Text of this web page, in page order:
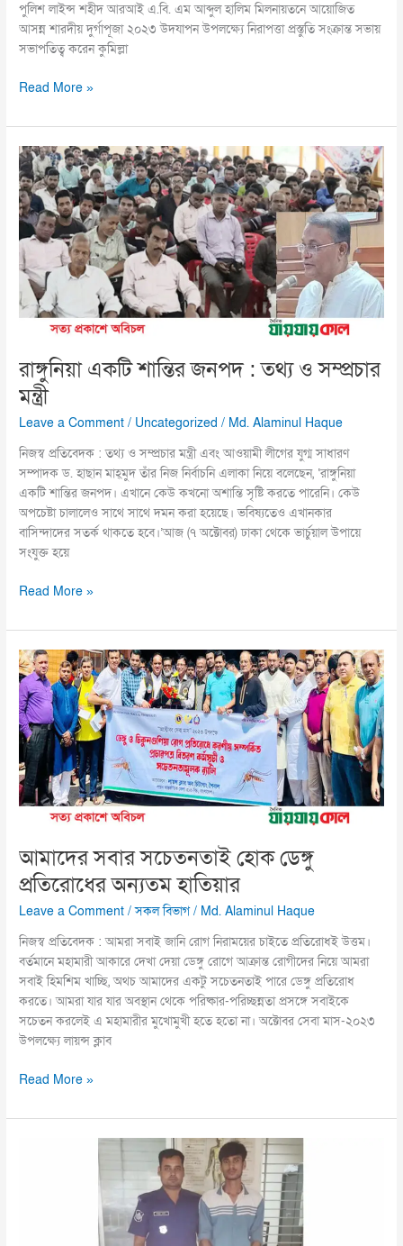
পুলিশ লাইন্স শহীদ আরআই এ.বি. এম আব্দুল হালিম মিলনায়তনে আয়োজিত
আসন্ন শারদীয় দুর্গাপূজা ২০২৩ উদযাপন উপলক্ষ্যে নিরাপত্তা প্রস্তুতি সংক্রান্ত সভায়
সভাপতিত্ব করেন কুমিল্লা
Read More »
রাঙ্গুনিয়া একটি শান্তির জনপদ : তথ্য ও সম্প্রচার
মন্ত্রী
Leave a Comment / Uncategorized / Md. Alaminul Haque
নিজস্ব প্রতিবেদক : তথ্য ও সম্প্রচার মন্ত্রী এবং আওয়ামী লীগের যুগ্ম সাধারণ
সম্পাদক ড. হাছান মাহ্‌মুদ তাঁর নিজ নির্বাচনি এলাকা নিয়ে বলেছেন, ‘রাঙ্গুনিয়া
একটি শান্তির জনপদ। এখানে কেউ কখনো অশান্তি সৃষ্টি করতে পারেনি। কেউ
অপচেষ্টা চালালেও সাথে সাথে দমন করা হয়েছে। ভবিষ্যতেও এখানকার
বাসিন্দাদের সতর্ক থাকতে হবে।’আজ (৭ অক্টোবর) ঢাকা থেকে ভার্চুয়াল উপায়ে
সংযুক্ত হয়ে
রাঙ্গুনিয়া
একটি
শান্তির
জনপদ
তথ্য
ও
সম্প্রচার
মন্ত্রী
Read More »
আমাদের সবার সচেতনতাই হোক ডেঙ্গু
প্রতিরোধের অন্যতম হাতিয়ার
Leave a Comment /সকল বিভাগ/ Md. Alaminul Haque
নিজস্ব প্রতিবেদক : আমরা সবাই জানি রোগ নিরাময়ের চাইতে প্রতিরোধই উত্তম।
বর্তমানে মহামারী আকারে দেখা দেয়া ডেঙ্গু রোগে আক্রান্ত রোগীদের নিয়ে আমরা
সবাই হিমশিম খাচ্ছি, অথচ আমাদের একটু সচেতনতাই পারে ডেঙ্গু প্রতিরোধ
করতে। আমরা যার যার অবস্থান থেকে পরিষ্কার-পরিচ্ছন্নতা প্রসঙ্গে সবাইকে
সচেতন করলেই এ মহামারীর মুখোমুখী হতে হতো না। অক্টোবর সেবা মাস-২০২৩
উপলক্ষ্যে লায়ন্স ক্লাব
আমাদের
সবার
সচেতনতাই
হোক
ডেঙ্গু
প্রতিরোধের
অন্যতম
হাতিয়ার
Read More »